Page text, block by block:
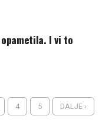
opametila. I vi to
4 5 DALJE ›